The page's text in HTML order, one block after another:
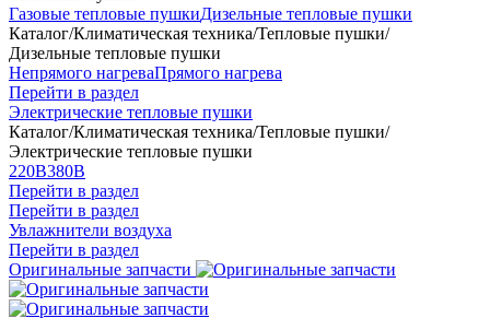
Газовые тепловые пушкиДизельные тепловые пушки
Каталог/Климатическая техника/Тепловые пушки/
Дизельные тепловые пушки
Непрямого нагреваПрямого нагрева
Перейти в раздел
Электрические тепловые пушки
Каталог/Климатическая техника/Тепловые пушки/
Электрические тепловые пушки
220В380В
Перейти в раздел
Перейти в раздел
Увлажнители воздуха
Перейти в раздел
Оригинальные запчасти